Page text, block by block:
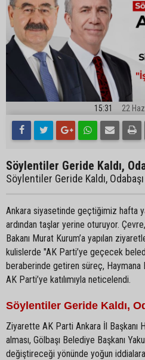
15:31 22
Söylentiler Geride Kaldı,
Söylentiler Geride Kaldı,
Ankara siyasetinde geçtiğimiz hafta
ardından taşlar yerine oturuyor.
Bakanı Murat Kurum’a yapılan
kulislerde "AK Parti’ye geçecek
beraberinde getiren süreç, Haymana
AK Parti’ye katılımıyla neticelendi.
Söylentiler Geride Kaldı,
Ziyarette AK Parti Ankara İl Başkanı
alması, Gölbaşı Belediye Başkanı
değiştireceği yönünde yoğun